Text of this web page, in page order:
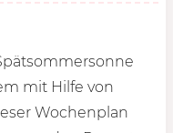
mit Hilfe von
Wochenplan